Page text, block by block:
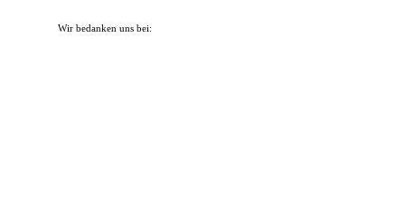
Wir bedanken uns bei: